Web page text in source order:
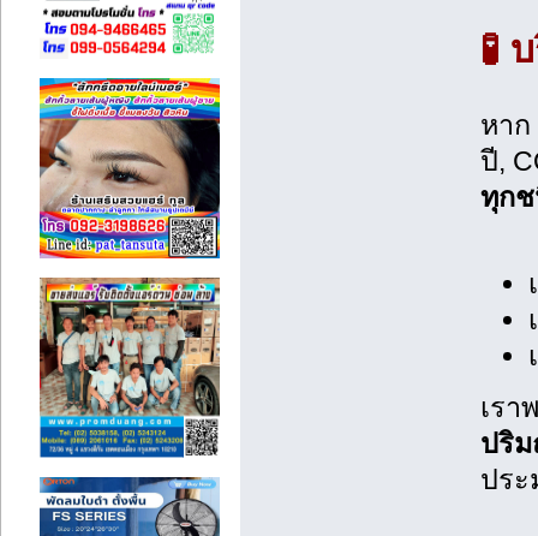
🧪
หาก
ปี,
ทุก
เรา
ปริ
ปร